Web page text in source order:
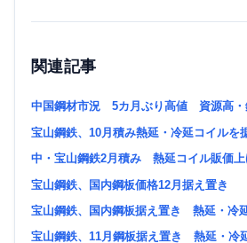
関連記事
中国鋼材市況 5カ月ぶり高値 資源高・
宝山鋼鉄、10月積み熱延・冷延コイルを
中・宝山鋼鉄2月積み 熱延コイル販価
宝山鋼鉄、国内鋼板価格12月据え置き
宝山鋼鉄、国内鋼板据え置き 熱延・冷
宝山鋼鉄、11月鋼板据え置き 熱延・冷